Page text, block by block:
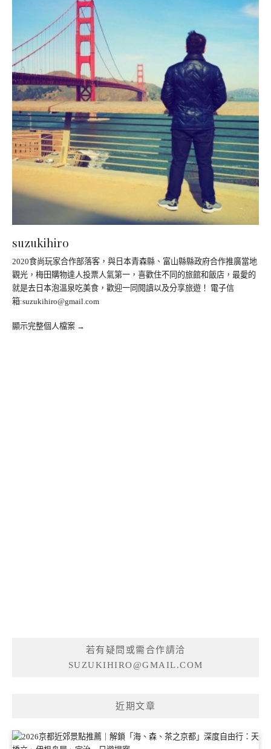
suzukihiro
2020食尚玩家合作部落客，與日本青森縣、富山縣縣政府合作推廣當地
觀光，梅田購物達人投票人氣第一，喜歡住不同的旅館和飯店，最愛的
就是去日本泡溫泉吃美食，歡迎一同閱讀以及分享旅遊！ 電子信
箱:suzukihiro@gmail.com
顯示完整個人檔案 →
若有疑問或需合作請洽
SUZUKIHIRO@GMAIL.COM
近期文章